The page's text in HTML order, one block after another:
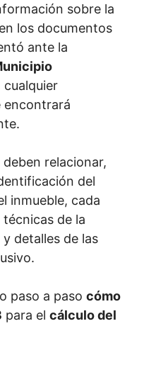
sobre la
los documentos
ante la
encontrará
deben relacionar,
del
inmueble, cada
de la
detalles de las
paso a paso cómo
para el cálculo del